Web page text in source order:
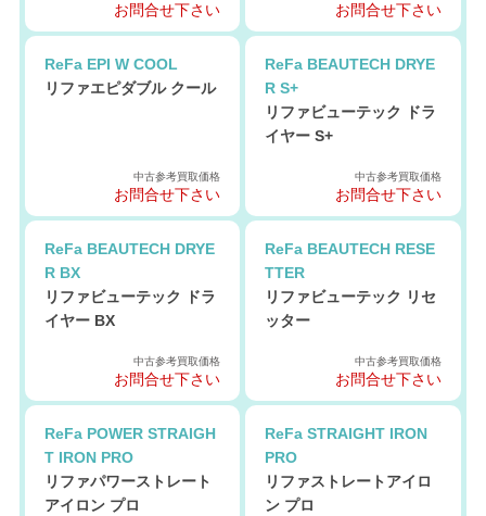
お問合せ下さい お問合せ下さい
ReFa EPI W COOL
リファエピダブル クール
中古参考買取価格
お問合せ下さい
ReFa BEAUTECH DRYE
R S+
リファビューテック ドラ
イヤー S+
中古参考買取価格
お問合せ下さい
ReFa BEAUTECH DRYE
R BX
リファビューテック ドラ
イヤー BX
中古参考買取価格
お問合せ下さい
ReFa BEAUTECH RESE
TTER
リファビューテック リセ
ッター
中古参考買取価格
お問合せ下さい
ReFa POWER STRAIGH
T IRON PRO
リファパワーストレート
アイロン プロ
ReFa STRAIGHT IRON
PRO
リファストレートアイロ
ン プロ